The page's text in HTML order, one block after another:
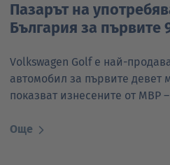
Пазарът на
България за първите
Volkswagen Golf е най-
автомобил за първите девет
показват изнесените от МВР
Още